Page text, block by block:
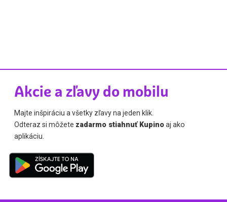
Akcie a zľavy do mobilu
Majte inšpiráciu a všetky zľavy na jeden klik.
Odteraz si môžete zadarmo stiahnuť Kupinoaj ako
aplikáciu.